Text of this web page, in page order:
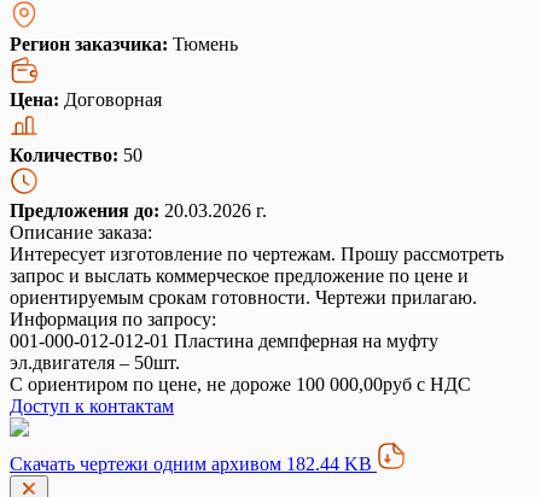
Регион заказчика: Тюмень
Цена: Договорная
Количество: 50
Предложения до: 20.03.2026 г.
Описание заказа:
Интересует изготовление по чертежам. Прошу рассмотреть
запрос и выслать коммерческое предложение по цене и
ориентируемым срокам готовности. Чертежи прилагаю.
Информация по запросу:
001-000-012-012-01 Пластина демпферная на муфту
эл.двигателя – 50шт.
С ориентиром по цене, не дороже 100 000,00руб с НДС
Доступ к контактам
Скачать чертежи одним архивом 182.44 KB